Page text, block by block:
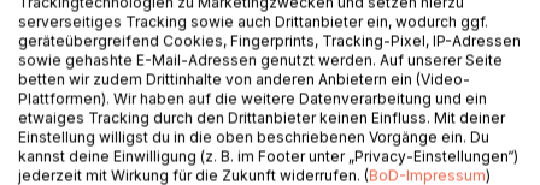
BESCHREIBUNG
serverseitiges Tracking sowie auch Drittanbieter ein, wodurch ggf.
geräteübergreifend Cookies, Fingerprints, Tracking-Pixel, IP-Adressen
sowie gehashte E-Mail-Adressen genutzt werden. Auf unserer Seite
betten wir zudem Drittinhalte von anderen Anbietern ein (Video-
Plattformen). Wir haben auf die weitere Datenverarbeitung und ein
etwaiges Tracking durch den Drittanbieter keinen Einfluss. Mit deiner
Einstellung willigst du in die oben beschriebenen Vorgänge ein. Du
kannst deine Einwilligung (z. B. im Footer unter „Privacy-Einstellungen“)
jederzeit mit Wirkung für die Zukunft widerrufen. (BoD-Impressum)